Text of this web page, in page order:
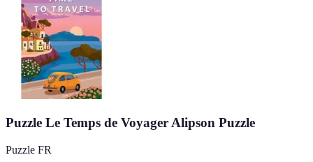
Puzzle Le Temps de Voyager Alipson Puzzle
Puzzle FR